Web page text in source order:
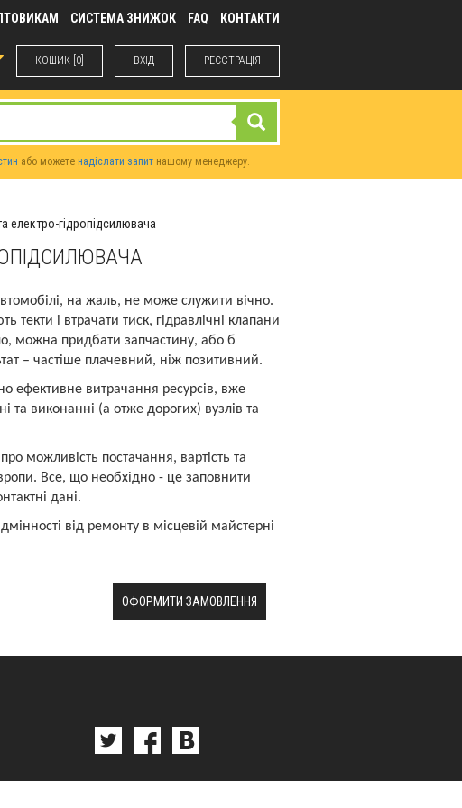
СИСТЕМА ЗНИЖОК FAQ КОНТАКТИ
КОШИК [0] ВХIД РЕЄСТРАЦІЯ
або можете надіслати запит нашому менеджеру.
електро-гідропідсилювача
на жаль, не може служити вічно.
текти і втрачати тиск, гідравлічні клапани
можна придбати запчастину, або б
– частіше плачевний, ніж позитивний.
ефективне витрачання ресурсів, вже
виконанні (а отже дорогих) вузлів та
можливість постачання, вартість та
Все, що необхідно - це заповнити
дані.
від ремонту в місцевій майстерні
ОФОРМИТИ ЗАМОВЛЕННЯ